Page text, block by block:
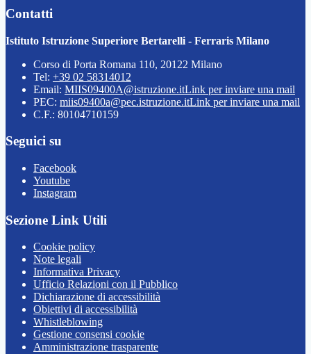
Contatti
Istituto Istruzione Superiore Bertarelli - Ferraris Milano
Corso di Porta Romana 110, 20122 Milano
Tel: +39 02 58314012
Email: MIIS09400A@istruzione.itLink per inviare una mail
PEC: miis09400a@pec.istruzione.itLink per inviare una mail
C.F.: 80104710159
Seguici su
Facebook
Youtube
Instagram
Sezione Link Utili
Cookie policy
Note legali
Informativa Privacy
Ufficio Relazioni con il Pubblico
Dichiarazione di accessibilità
Obiettivi di accessibilità
Whistleblowing
Gestione consensi cookie
Amministrazione trasparente